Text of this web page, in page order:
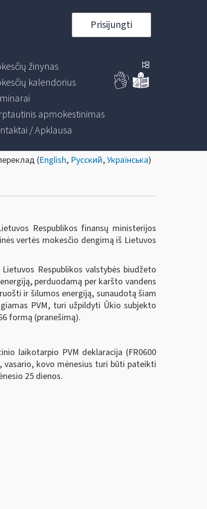
Prisijungti
žinynas
kalendorius
apmokestinimas
/ Apklausa
(English, Русский,Українська)
Respublikos finansų ministerijos
vertės mokesčio dengimą iš Lietuvos
Respublikos valstybės biudžeto
perduodamą per karšto vandens
ir šilumos energiją, sunaudotą šiam
PVM, turi užpildyti Ūkio subjekto
formą (pranešimą).
laikotarpio PVM deklaracija (FR0600
kovo mėnesius turi būti pateikti
25 dienos.